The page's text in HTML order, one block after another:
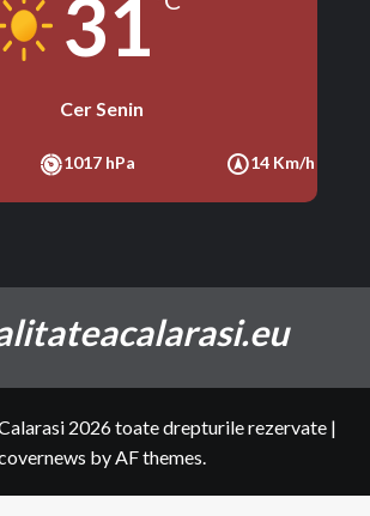
31
Cer Senin
1017 hPa 14 Km/h
2026 toate drepturile rezervate |
by AF themes.